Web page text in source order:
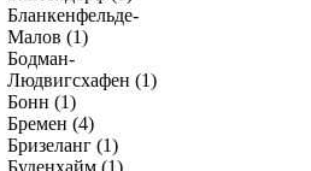
Бланкенфельде-
Малов (1)
Бодман-
Людвигсхафен (1)
Бонн (1)
Бремен (4)
Бризеланг (1)
Буденхайм (1)